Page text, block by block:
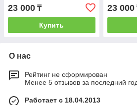
23 000 ₸
Купить
23 000
О нас
Рейтинг не сформирован
Менее 5 отзывов за последний
Работает с 18.04.2013